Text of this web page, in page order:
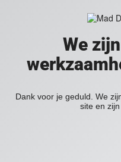
We
Dank voor je geduld. We
site en